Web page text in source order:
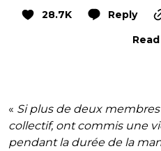
28.7K Reply
« Si plus de deux
collectif, ont commis une
pendant la durée de la